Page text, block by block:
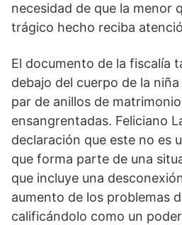
necesidad de que la menor
trágico hecho reciba
El documento de la fiscalía
debajo del cuerpo de la
par de anillos de
ensangrentadas. Feliciano
declaración que este no es
que forma parte de una
que incluye una
aumento de los problemas
calificándolo como un